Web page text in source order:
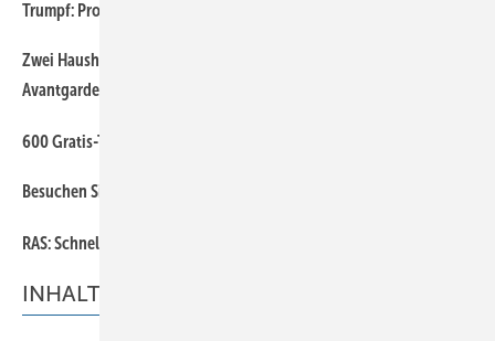
Trumpf: Profilnibbler für alle Fäll e
Zwei Haushaut-Weltneuheiten: Pearls-Revierhaken und
Avantgarde-Halter
600 Gratis-Tickets für BAUMETALL-Abonnenten
Besuchen Sie uns am BAUMETALL-Messestand!
RAS: Schnelle Durchgängigkeit
INHALT